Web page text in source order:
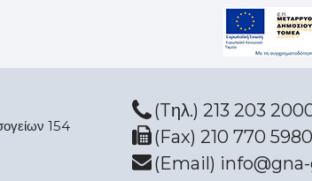
154
(Tηλ.) 213 203
(Fax) 210 770 5980
(Email)